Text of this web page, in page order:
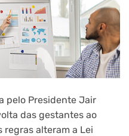
pelo Presidente Jair
das gestantes ao
regras alteram a Lei